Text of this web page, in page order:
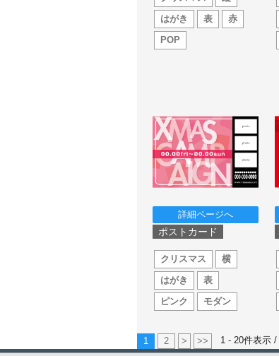
はがき
表
赤
POP
詳細ページへ
ポストカード
クリスマス
横
はがき
表
ピンク
モダン
1 2 > >> 1 - 20件表示 /